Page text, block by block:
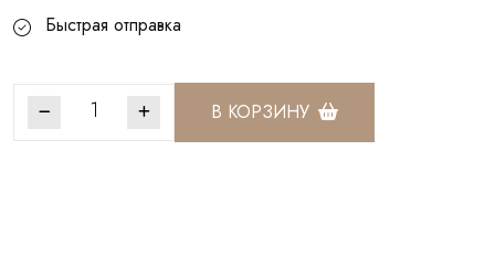
Быстрая отправка
В КОРЗИНУ